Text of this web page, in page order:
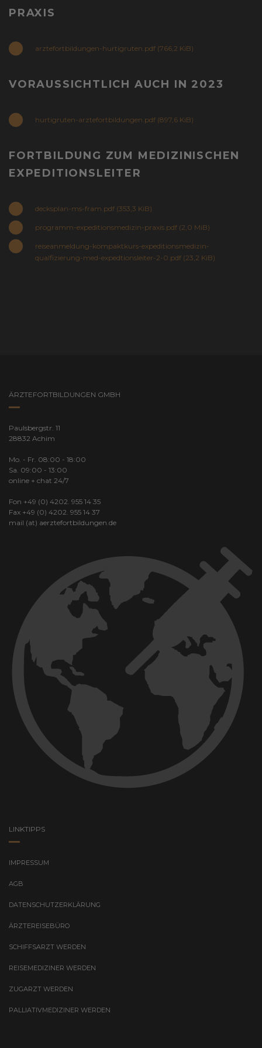
PRAXIS
arztefortbildungen-hurtigruten.pdf (766,2 KiB)
VORAUSSICHTLICH AUCH IN 2023
hurtigruten-arztefortbildungen.pdf (897,6 KiB)
FORTBILDUNG ZUM MEDIZINISCHEN
EXPEDITIONSLEITER
decksplan-ms-fram.pdf (353,3 KiB)
programm-expeditionsmedizin-praxis.pdf (2,0 MiB)
reiseanmeldung-kompaktkurs-expeditionsmedizin-
qualfizierung-med-expedtionsleiter-2-0.pdf (23,2 KiB)
ÄRZTEFORTBILDUNGEN GMBH
Paulsbergstr. 11
28832 Achim
Mo. - Fr. 08:00 - 18:00
Sa. 09:00 - 13:00
online + chat 24/7
Fon +49 (0) 4202. 955 14 35
Fax +49 (0) 4202. 955 14 37
mail (at) aerztefortbildungen.de
LINKTIPPS
IMPRESSUM
AGB
DATENSCHUTZERKLÄRUNG
ÄRZTEREISEBÜRO
SCHIFFSARZT WERDEN
REISEMEDIZINER WERDEN
ZUGARZT WERDEN
PALLIATIVMEDIZINER WERDEN